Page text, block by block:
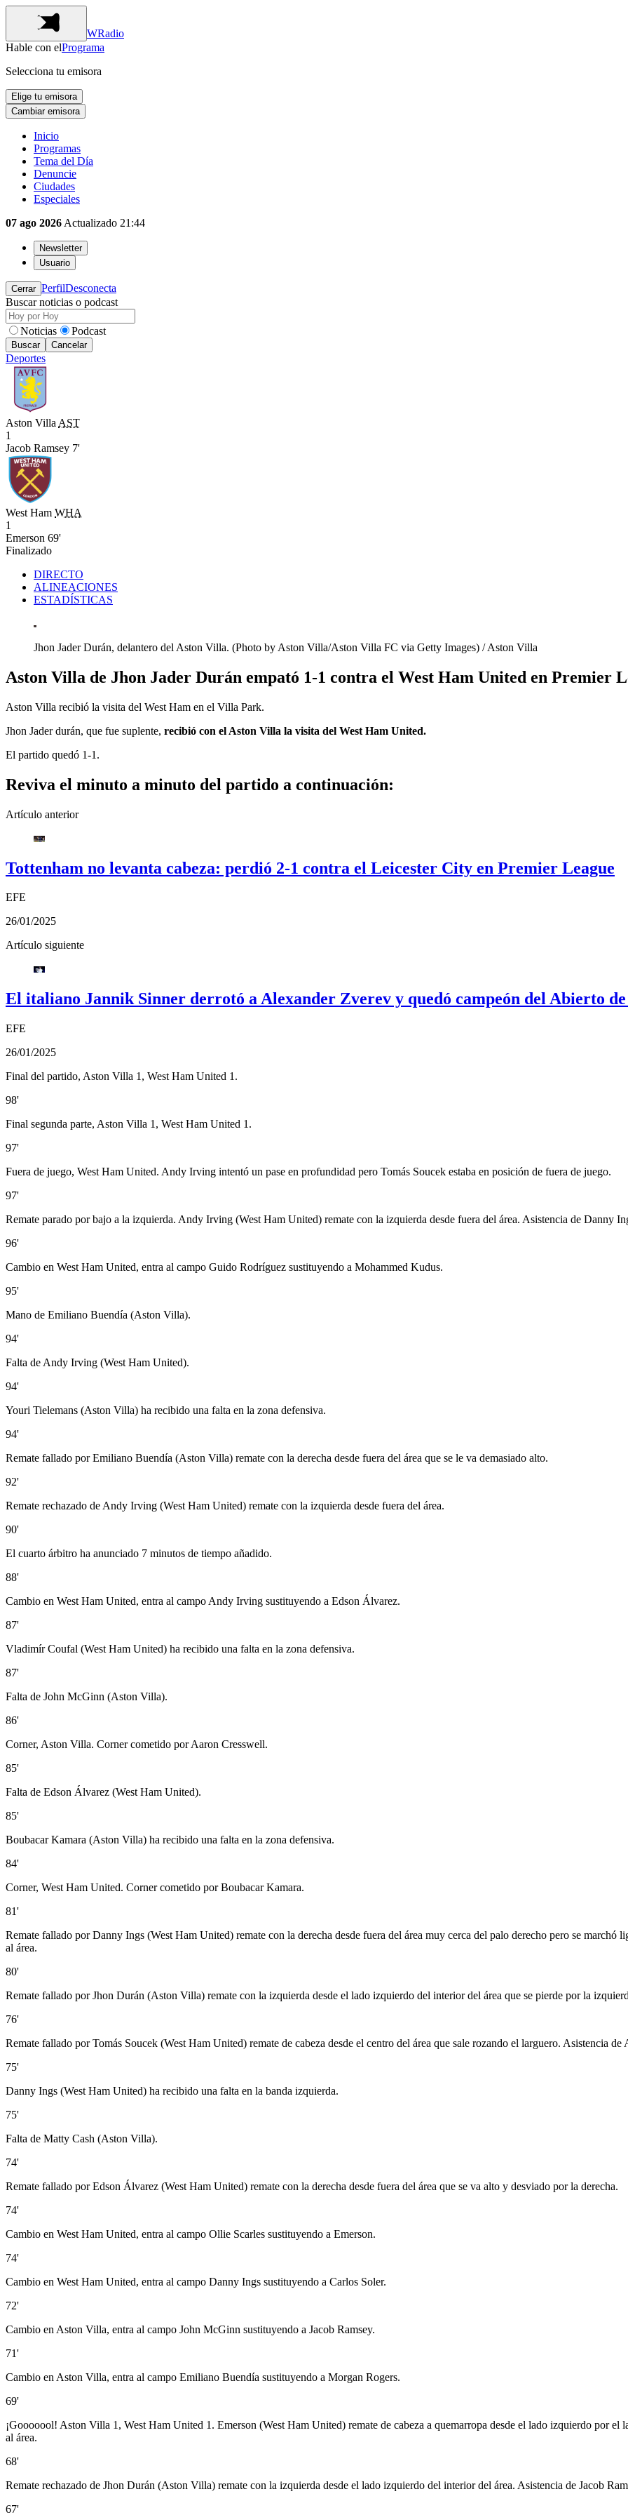
WRadio
Hable con elPrograma
Selecciona tu emisora
Elige tu emisora
Cambiar emisora
Inicio
Programas
Tema del Día
Denuncie
Ciudades
Especiales
07 ago 2026 Actualizado 21:44
Newsletter
Usuario
Cerrar PerfilDesconecta
Buscar noticias o podcast
Noticias Podcast
Buscar Cancelar
Deportes
Aston Villa AST
1
Jacob Ramsey 7'
West Ham WHA
1
Emerson 69'
Finalizado
DIRECTO
ALINEACIONES
ESTADÍSTICAS
Jhon Jader Durán, delantero del Aston Villa. (Photo by Aston Villa/Aston Villa FC via Getty Images) /Aston Villa
Aston Villa de Jhon Jader Durán empató 1-1 contra el West Ham United en Premier
Aston Villa recibió la visita del West Ham en el Villa Park.
Jhon Jader durán, que fue suplente, recibió con el Aston Villa la visita del West Ham United.
El partido quedó 1-1.
Reviva el minuto a minuto del partido a continuación:
Artículo anterior
Tottenham no levanta cabeza: perdió 2-1 contra el Leicester City en Premier League
EFE
26/01/2025
Artículo siguiente
El italiano Jannik Sinner derrotó a Alexander Zverev y quedó campeón del Abierto
EFE
26/01/2025
Final del partido, Aston Villa 1, West Ham United 1.
98'
Final segunda parte, Aston Villa 1, West Ham United 1.
97'
Fuera de juego, West Ham United. Andy Irving intentó un pase en profundidad pero Tomás Soucek estaba en posición de fuera de juego.
97'
Remate parado por bajo a la izquierda. Andy Irving (West Ham United) remate con la izquierda desde fuera del área. Asistencia de Danny
96'
Cambio en West Ham United, entra al campo Guido Rodríguez sustituyendo a Mohammed Kudus.
95'
Mano de Emiliano Buendía (Aston Villa).
94'
Falta de Andy Irving (West Ham United).
94'
Youri Tielemans (Aston Villa) ha recibido una falta en la zona defensiva.
94'
Remate fallado por Emiliano Buendía (Aston Villa) remate con la derecha desde fuera del área que se le va demasiado alto.
92'
Remate rechazado de Andy Irving (West Ham United) remate con la izquierda desde fuera del área.
90'
El cuarto árbitro ha anunciado 7 minutos de tiempo añadido.
88'
Cambio en West Ham United, entra al campo Andy Irving sustituyendo a Edson Álvarez.
87'
Vladimír Coufal (West Ham United) ha recibido una falta en la zona defensiva.
87'
Falta de John McGinn (Aston Villa).
86'
Corner, Aston Villa. Corner cometido por Aaron Cresswell.
85'
Falta de Edson Álvarez (West Ham United).
85'
Boubacar Kamara (Aston Villa) ha recibido una falta en la zona defensiva.
84'
Corner, West Ham United. Corner cometido por Boubacar Kamara.
81'
Remate fallado por Danny Ings (West Ham United) remate con la derecha desde fuera del área muy cerca del palo derecho pero se marchó
al área.
80'
Remate fallado por Jhon Durán (Aston Villa) remate con la izquierda desde el lado izquierdo del interior del área que se pierde por la
76'
Remate fallado por Tomás Soucek (West Ham United) remate de cabeza desde el centro del área que sale rozando el larguero. Asistencia
75'
Danny Ings (West Ham United) ha recibido una falta en la banda izquierda.
75'
Falta de Matty Cash (Aston Villa).
74'
Remate fallado por Edson Álvarez (West Ham United) remate con la derecha desde fuera del área que se va alto y desviado por la derecha.
74'
Cambio en West Ham United, entra al campo Ollie Scarles sustituyendo a Emerson.
74'
Cambio en West Ham United, entra al campo Danny Ings sustituyendo a Carlos Soler.
72'
Cambio en Aston Villa, entra al campo John McGinn sustituyendo a Jacob Ramsey.
71'
Cambio en Aston Villa, entra al campo Emiliano Buendía sustituyendo a Morgan Rogers.
69'
¡Gooooool! Aston Villa 1, West Ham United 1. Emerson (West Ham United) remate de cabeza a quemarropa desde el lado izquierdo por
al área.
68'
Remate rechazado de Jhon Durán (Aston Villa) remate con la izquierda desde el lado izquierdo del interior del área. Asistencia de Jacob
67'